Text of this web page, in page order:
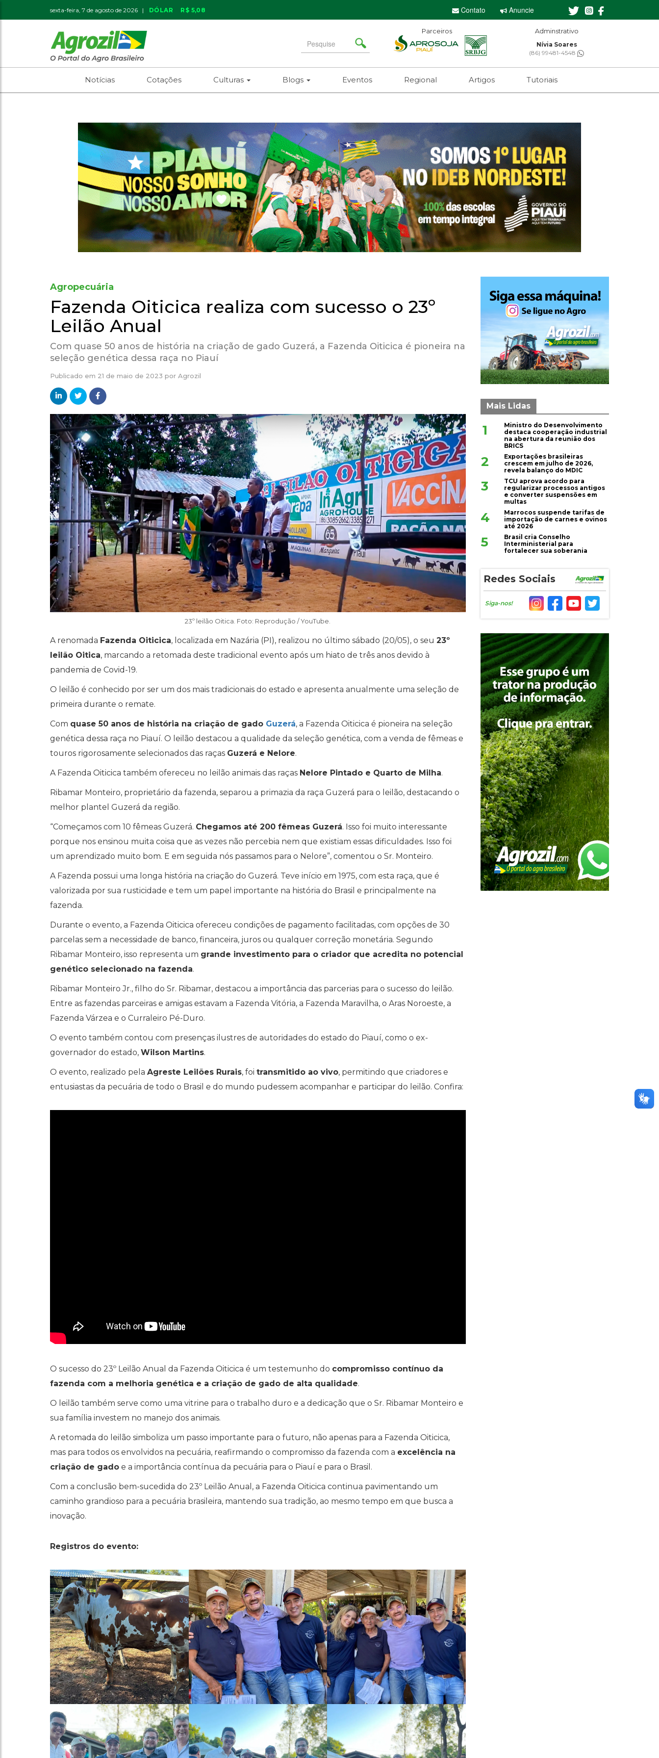
sexta-feira, 7 de agosto de 2026 | DÓLAR R$ 5,08 Contato Anuncie
Search
for
Parceiros Editor-chefe
Sebastian Eugênio
(61) 99650-2473
Notícias Cotações Culturas Blogs Eventos Regional Artigos Tutoriais
Agropecuária
Fazenda Oiticica realiza com sucesso o 23º
Leilão Anual
Com quase 50 anos de história na criação de gado Guzerá, a Fazenda Oiticica é pioneira na
seleção genética dessa raça no Piauí
Publicado em 21 de maio de 2023 por Agrozil
23º leilão Oitica. Foto: Reprodução / YouTube.
A renomada Fazenda Oiticica, localizada em Nazária (PI), realizou no último sábado (20/05), o seu 23º
leilão Oitica, marcando a retomada deste tradicional evento após um hiato de três anos devido à
pandemia de Covid-19.
O leilão é conhecido por ser um dos mais tradicionais do estado e apresenta anualmente uma seleção de
primeira durante o remate.
Com quase 50 anos de história na criação de gado Guzerá, a Fazenda Oiticica é pioneira na seleção
genética dessa raça no Piauí. O leilão destacou a qualidade da seleção genética, com a venda de fêmeas e
touros rigorosamente selecionados das raças Guzerá e Nelore.
A Fazenda Oiticica também ofereceu no leilão animais das raças Nelore Pintado e Quarto de Milha.
Ribamar Monteiro, proprietário da fazenda, separou a primazia da raça Guzerá para o leilão, destacando o
melhor plantel Guzerá da região.
“Começamos com 10 fêmeas Guzerá. Chegamos até 200 fêmeas Guzerá. Isso foi muito interessante
porque nos ensinou muita coisa que as vezes não percebia nem que existiam essas dificuldades. Isso foi
um aprendizado muito bom. E em seguida nós passamos para o Nelore”, comentou o Sr. Monteiro.
A Fazenda possui uma longa história na criação do Guzerá. Teve início em 1975, com esta raça, que é
valorizada por sua rusticidade e tem um papel importante na história do Brasil e principalmente na
fazenda.
Durante o evento, a Fazenda Oiticica ofereceu condições de pagamento facilitadas, com opções de 30
parcelas sem a necessidade de banco, financeira, juros ou qualquer correção monetária. Segundo
Ribamar Monteiro, isso representa um grande investimento para o criador que acredita no potencial
genético selecionado na fazenda.
Ribamar Monteiro Jr., filho do Sr. Ribamar, destacou a importância das parcerias para o sucesso do leilão.
Entre as fazendas parceiras e amigas estavam a Fazenda Vitória, a Fazenda Maravilha, o Aras Noroeste, a
Fazenda Várzea e o Curraleiro Pé-Duro.
O evento também contou com presenças ilustres de autoridades do estado do Piauí, como o ex-
governador do estado, Wilson Martins.
O evento, realizado pela Agreste Leilões Rurais, foi transmitido ao vivo, permitindo que criadores e
entusiastas da pecuária de todo o Brasil e do mundo pudessem acompanhar e participar do leilão. Confira:
O sucesso do 23º Leilão Anual da Fazenda Oiticica é um testemunho do compromisso contínuo da
fazenda com a melhoria genética e a criação de gado de alta qualidade.
O leilão também serve como uma vitrine para o trabalho duro e a dedicação que o Sr. Ribamar Monteiro e
sua família investem no manejo dos animais.
A retomada do leilão simboliza um passo importante para o futuro, não apenas para a Fazenda Oiticica,
mas para todos os envolvidos na pecuária, reafirmando o compromisso da fazenda com a excelência na
criação de gado e a importância contínua da pecuária para o Piauí e para o Brasil.
Com a conclusão bem-sucedida do 23º Leilão Anual, a Fazenda Oiticica continua pavimentando um
caminho grandioso para a pecuária brasileira, mantendo sua tradição, ao mesmo tempo em que busca a
inovação.
Registros do evento:
Mais Lidas
1
Ministro do Desenvolvimento
destaca cooperação industrial
na abertura da reunião dos
BRICS
2
Exportações brasileiras
crescem em julho de 2026,
revela balanço do MDIC
3
TCU aprova acordo para
regularizar processos antigos
e converter suspensões em
multas
4
Marrocos suspende tarifas de
importação de carnes e ovinos
até 2026
5
Brasil cria Conselho
Interministerial para
fortalecer sua soberania
Redes Sociais
Siga-nos!